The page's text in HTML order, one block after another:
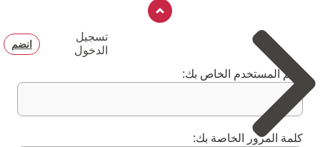
تسجيل
الدخول
انضم
اسم المستخدم الخاص بك:
كلمة المرور الخاصة بك: